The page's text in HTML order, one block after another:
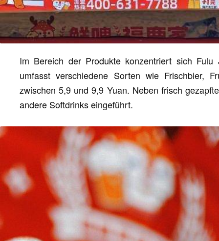
Im Bereich der Produkte konzentriert sich Fulu
umfasst verschiedene Sorten wie Frischbier,
zwischen 5,9 und 9,9 Yuan. Neben frisch
andere Softdrinks eingeführt.